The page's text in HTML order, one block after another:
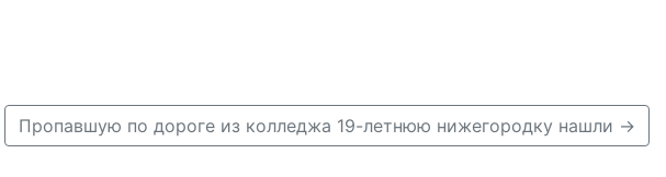
Пропавшую по дороге из колледжа 19-летнюю нижегородку нашли →